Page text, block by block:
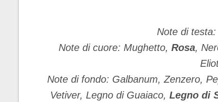
Note di
Note di cuore: Mughetto, Rosa,
Note di fondo: Galbanum, Zenzero,
Vetiver, Legno di Guaiaco, Legno di